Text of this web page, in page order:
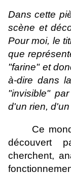
Dans cette
scène et
Pour moi, le
que
"farine" et
à-dire dans
"invisible"
d'un rien,
Ce
découvert
cherchent,